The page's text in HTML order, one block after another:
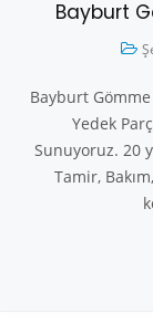
Bayburt
Bayburt
Yedek
Sunuyoruz. 20
Tamir,